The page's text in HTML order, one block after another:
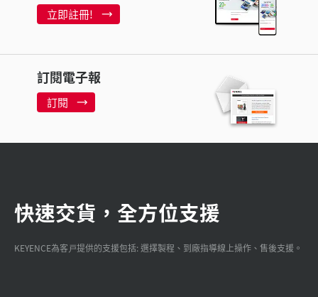
立即註冊!
訂閱電子報
訂閱
快速交貨，全方位支援
KEYENCE為客戸提供的支援包括: 選擇製程、到廠指導線上操作、售後支援。